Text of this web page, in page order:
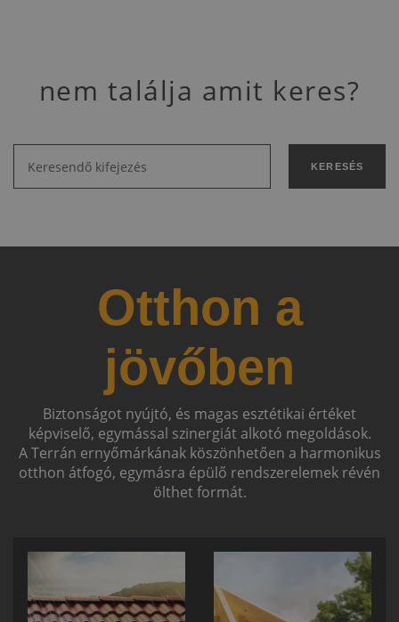
nem találja amit keres?
KERESÉS
Otthon a
jövőben
Biztonságot nyújtó, és magas esztétikai értéket
képviselő, egymással szinergiát alkotó megoldások.
A Terrán ernyőmárkának köszönhetően a harmonikus
otthon átfogó, egymásra épülő rendszerelemek révén
ölthet formát.